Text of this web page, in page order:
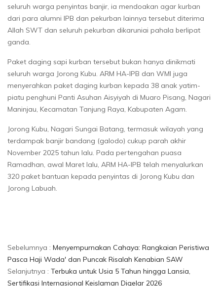
seluruh warga penyintas banjir, ia mendoakan agar kurban
dari para alumni IPB dan pekurban lainnya tersebut diterima
Allah SWT dan seluruh pekurban dikaruniai pahala berlipat
ganda.
Paket daging sapi kurban tersebut bukan hanya dinikmati
seluruh warga Jorong Kubu. ARM HA-IPB dan WMI juga
menyerahkan paket daging kurban kepada 38 anak yatim-
piatu penghuni Panti Asuhan Aisyiyah di Muaro Pisang, Nagari
Maninjau, Kecamatan Tanjung Raya, Kabupaten Agam.
Jorong Kubu, Nagari Sungai Batang, termasuk wilayah yang
terdampak banjir bandang (galodo) cukup parah akhir
November 2025 tahun lalu. Pada pertengahan puasa
Ramadhan, awal Maret lalu, ARM HA-IPB telah menyalurkan
320 paket bantuan kepada penyintas di Jorong Kubu dan
Jorong Labuah.
Sebelumnya : Menyempurnakan Cahaya: Rangkaian Peristiwa
Pasca Haji Wada' dan Puncak Risalah Kenabian SAW
Selanjutnya : Terbuka untuk Usia 5 Tahun hingga Lansia,
Sertifikasi Internasional Keislaman Digelar 2026